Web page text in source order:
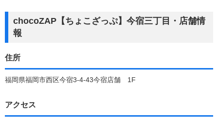
chocoZAP【ちょこざっぷ】今宿三丁目・店舗情
報
住所
福岡県福岡市西区今宿3-4-43今宿店舗 1F
アクセス